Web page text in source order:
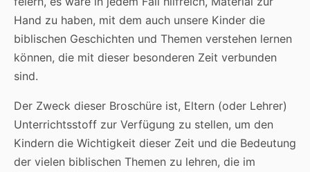
Hand zu haben, mit dem auch unsere Kinder die
biblischen Geschichten und Themen verstehen lernen
können, die mit dieser besonderen Zeit verbunden
sind.
Der Zweck dieser Broschüre ist, Eltern (oder Lehrer)
Unterrichtsstoff zur Verfügung zu stellen, um den
Kindern die Wichtigkeit dieser Zeit und die Bedeutung
der vielen biblischen Themen zu lehren, die im